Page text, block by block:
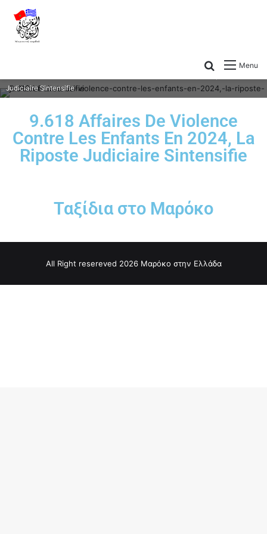
Menu
Judiciaire Sintensifie
9.618 Affaires De Violence
Contre Les Enfants En 2024, La
Riposte Judiciaire Sintensifie
Ταξίδια στο Μαρόκο
All Right resereved 2026 Μαρόκο στην Ελλάδα